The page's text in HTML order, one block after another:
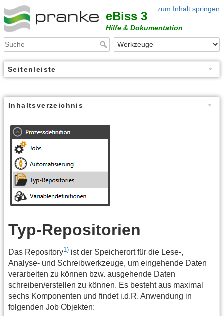
zum Inhalt springen
eBiss 3
Hilfe & Dokumentation
Seitenleiste
Inhaltsverzeichnis
Typ-Repositorien
Das Repository1) ist der Speicherort für die Lese-,
Analyse- und Schreibwerkzeuge, um eingehende Daten
verarbeiten zu können bzw. ausgehende Daten
schreiben/erstellen zu können. Es besteht aus maximal
sechs Komponenten und findet i.d.R. Anwendung in
folgenden Job Objekten: